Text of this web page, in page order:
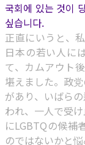
국회에 있는 것이
싶습니다.
正直にいうと、
日本の若い人に
て、カムアウト
堪えました。政
があり、いばら
われ、一人で受
にLGBTQの候補
のではないかと